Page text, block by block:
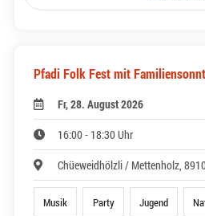
Pfadi Folk Fest mit
Fr, 28. August 2026
16:00 - 18:30 Uhr
Chüeweidhölzli / Mettenholz,
Musik Party Jugend